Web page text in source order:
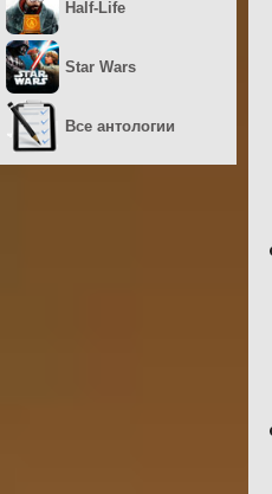
Half-Life
Star Wars
Все антологии